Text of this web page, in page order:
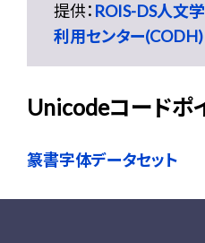
提供： ROIS-DS人文
利用センター(CODH)
Unicodeコードポ
篆書字体データセット